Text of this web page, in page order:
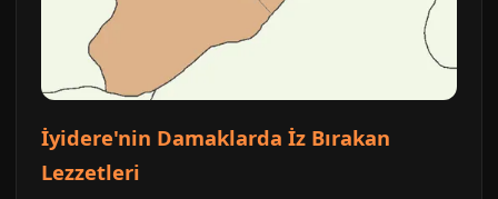
İyidere'nin Damaklarda İz Bırakan
Lezzetleri